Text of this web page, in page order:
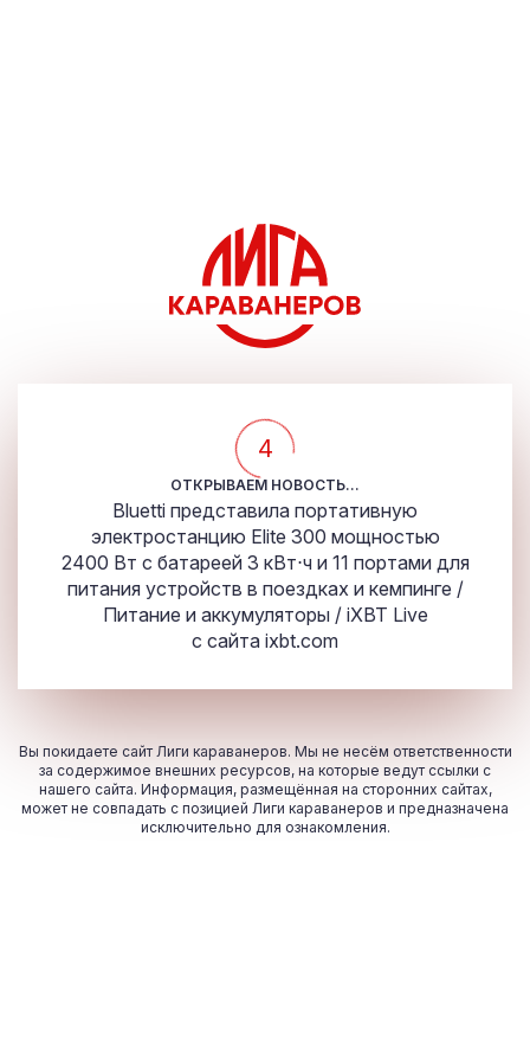
4
ОТКРЫВАЕМ НОВОСТЬ...
Bluetti представила портативную
электростанцию Elite 300 мощностью
2400 Вт с батареей 3 кВт⋅ч и 11 портами для
питания устройств в поездках и кемпинге /
Питание и аккумуляторы / iXBT Live
с сайта ixbt.com
Вы покидаете сайт Лиги караванеров. Мы не несём ответственности
за содержимое внешних ресурсов, на которые ведут ссылки с
нашего сайта. Информация, размещённая на сторонних сайтах,
может не совпадать с позицией Лиги караванеров и предназначена
исключительно для ознакомления.